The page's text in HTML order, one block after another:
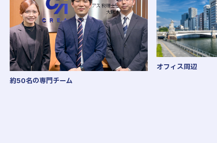
宮崎本部
約50名の専門チーム
オフィス周辺